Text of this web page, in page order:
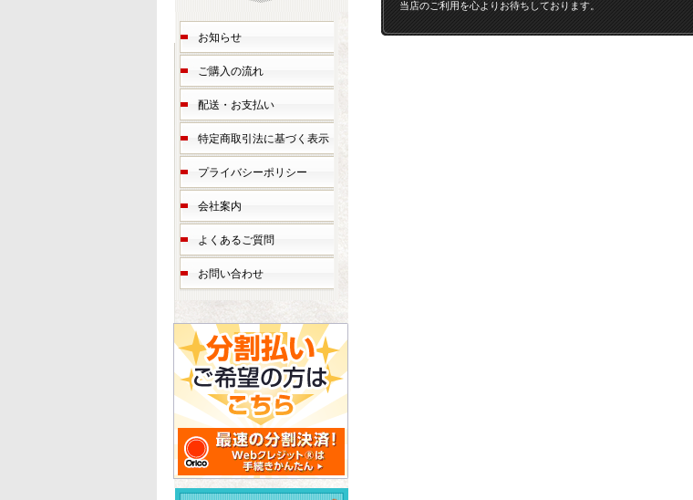
当店のご利用を心よりお待ちしております。
お知らせ
ご購入の流れ
配送・お支払い
特定商取引法に基づく表示
プライバシーポリシー
会社案内
よくあるご質問
お問い合わせ